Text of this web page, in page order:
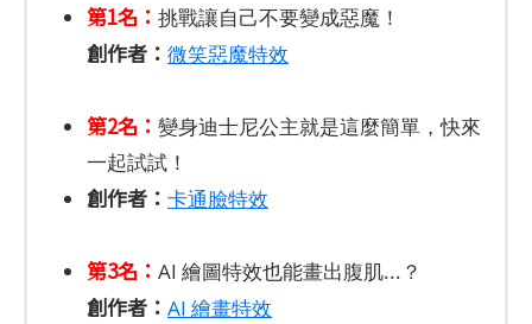
第1名： 挑戰讓自己不要變成惡魔！
創作者： 微笑惡魔特效
第2名： 變身迪士尼公主就是這麼簡單，快來
一起試試！
創作者： 卡通臉特效
第3名： AI 繪圖特效也能畫出腹肌...？
創作者： AI 繪畫特效